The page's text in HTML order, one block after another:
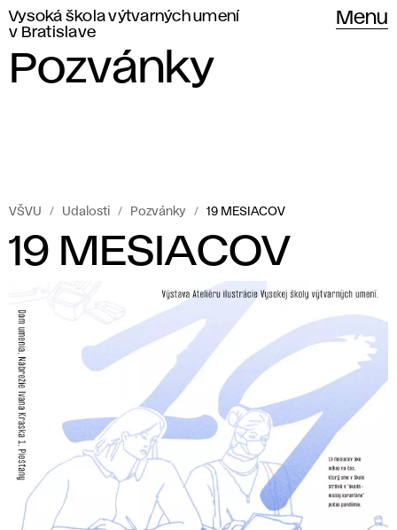
Vysoká škola výtvarných umení
v Bratislave
Menu
Pozvánky
VŠVU Udalosti Pozvánky 19 MESIACOV
19 MESIACOV